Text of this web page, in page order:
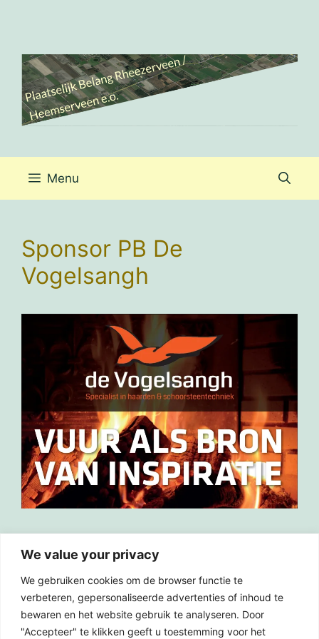
We value your privacy
We gebruiken cookies om de browser functie te
verbeteren, gepersonaliseerde advertenties of inhoud te
bewaren en het website gebruik te analyseren. Door
"Accepteer" te klikken geeft u toestemming voor het
inhoud
Menu
Sponsor PB De
Vogelsangh
Verslag inloopbijeenkomst Heemserpoort
Gesprek gebiedswethouder
Inloopavond Heemserpoort 1 juli 2026 19:00-